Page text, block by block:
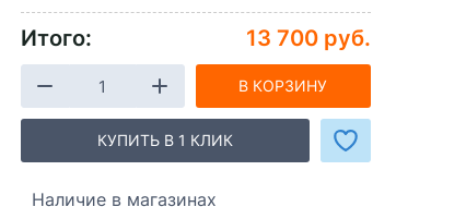
Итого: 13 700 руб.
В КОРЗИНУ
КУПИТЬ В 1 КЛИК
Наличие в магазинах